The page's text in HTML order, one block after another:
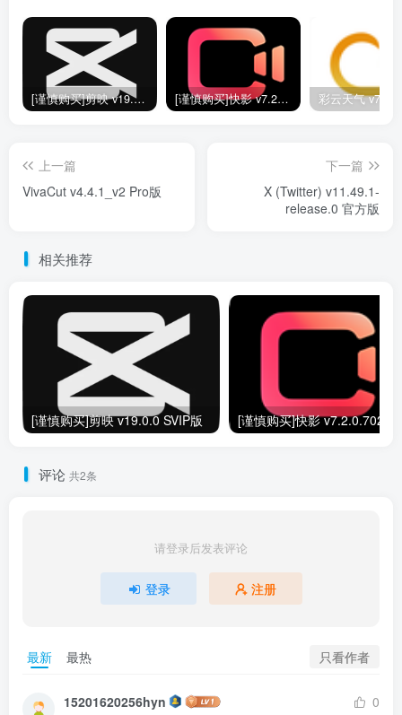
[谨慎购买]剪映 v19.0.0 SVIP版 [谨慎购买]快影 v7.2.0.702020 VIP版
上一篇
VivaCut v4.4.1_v2 Pro版
下一篇
X (Twitter) v11.49.1-
release.0 官方版
相关推荐
[谨慎购买]剪映 v19.0.0 SVIP版
评论 共2条
请登录后发表评论
登录 注册
最新 最热 只看作者
15201620256hyn 0